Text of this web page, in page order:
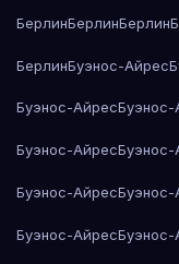
БерлинБерлинБерлин
БерлинБуэнос-Айрес
Буэнос-АйресБуэнос-
Буэнос-АйресБуэнос-
Буэнос-АйресБуэнос-
Буэнос-АйресБуэнос-